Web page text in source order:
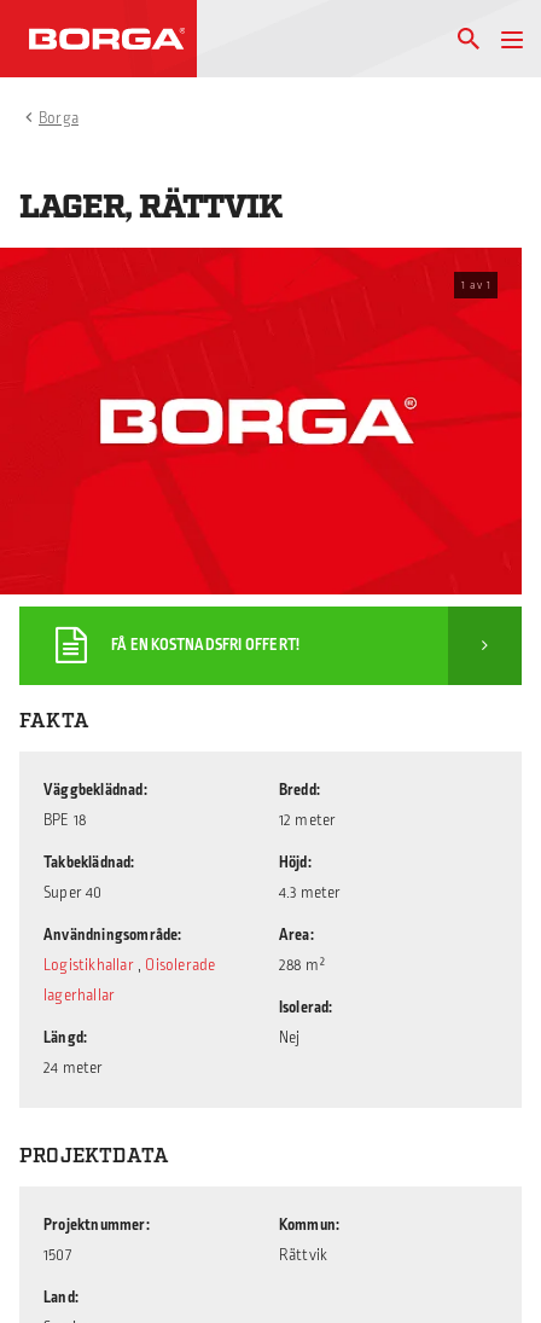
Borga
LAGER, RÄTTVIK
1 av 1
FÅ EN KOSTNADSFRI OFFERT!
FAKTA
Väggbeklädnad
BPE 18
Takbeklädnad
Super 40
Användningsområde
Logistikhallar , Oisolerade
lagerhallar
Längd
24 meter
Bredd
12 meter
Höjd
4.3 meter
Area
288 m²
Isolerad
Nej
PROJEKTDATA
Projektnummer
1507
Land
Kommun
Rättvik